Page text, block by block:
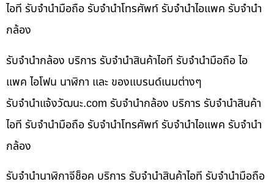
ไอที รับจำนำมือถือ รับจำนำโทรศัพท์ รับจำนำไอแพค รับจำนำ
กล้อง
รับจำนำกล้อง บริการ รับจำนำสินค้าไอที รับจำนำมือถือ ไอ
แพค ไอโฟน นาฬิกา และ ของแบรนด์เนมต่างๆ
รับจํานําแจ้งวัฒนะ.com รับจำนำกล้อง บริการ รับจำนำสินค้า
ไอที รับจำนำมือถือ รับจำนำโทรศัพท์ รับจำนำไอแพค รับจำนำ
กล้อง
รับจำนำนาฬิกาจีช็อค บริการ รับจำนำสินค้าไอที รับจำนำมือถือ